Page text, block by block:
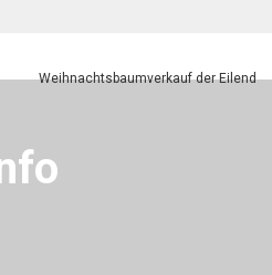
Weihnachtsbaumverkauf der Eilendorfer